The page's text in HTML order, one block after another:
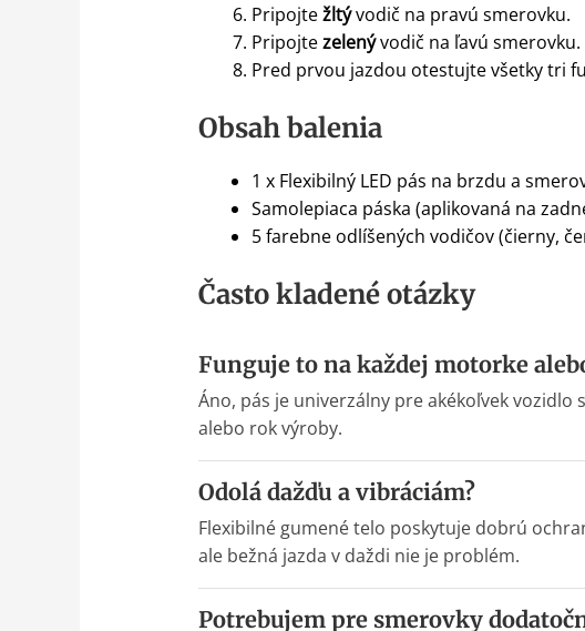
Pripojtežltývodič na pravú smerovku.
Pripojtezelenývodič na ľavú smerovku.
Pred prvou jazdou otestujte všetky tri
Obsah balenia
1 x Flexibilný LED pás na brzdu a
Samolepiaca páska (aplikovaná na
5 farebne odlíšených vodičov (čierny,
Často kladené otázky
Funguje to na každej motorke
Áno, pás je univerzálny pre akékoľvek
alebo rok výroby.
Odolá dažďu a vibráciám?
Flexibilné gumené telo poskytuje dobrú
ale bežná jazda v daždi nie je problém.
Potrebujem pre smerovky